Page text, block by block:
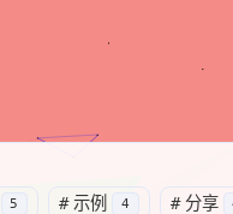
5 # 示例 4 # 分享